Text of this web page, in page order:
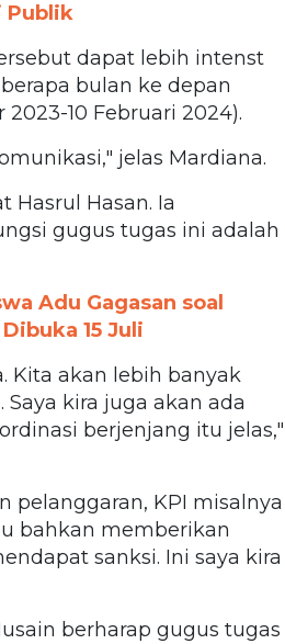
Publik
dapat lebih intenst
bulan ke depan
10 Februari 2024).
jelas Mardiana.
Hasrul Hasan. Ia
gugus tugas ini adalah
Adu Gagasan soal
15 Juli
Kita akan lebih banyak
kira juga akan ada
berjenjang itu jelas,"
pelanggaran, KPI misalnya
bahkan memberikan
sanksi. Ini saya kira
berharap gugus tugas